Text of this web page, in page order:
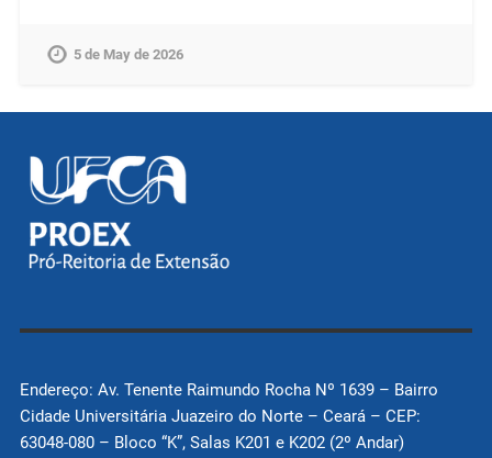
5 de May de 2026
Endereço: Av. Tenente Raimundo Rocha Nº 1639 – Bairro
Cidade Universitária Juazeiro do Norte – Ceará – CEP:
63048-080 – Bloco “K”, Salas K201 e K202 (2º Andar)